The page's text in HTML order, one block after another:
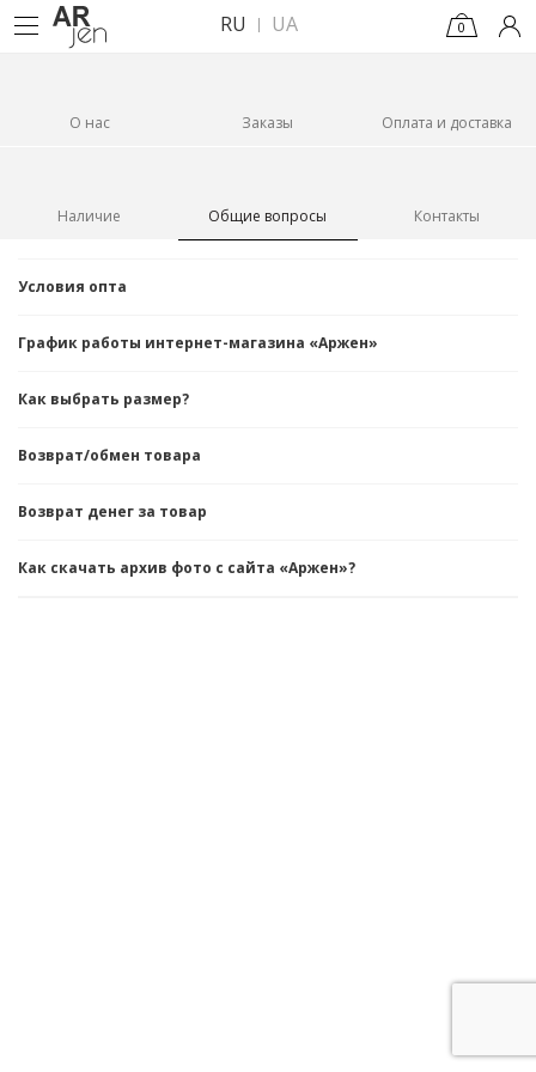
RU UA 0
О нас Заказы Оплата и доставка
Наличие Общие вопросы Контакты
Условия опта
График работы интернет-магазина «Аржен»
Как выбрать размер?
Возврат/обмен товара
Возврат денег за товар
Как скачать архив фото с сайта «Аржен»?